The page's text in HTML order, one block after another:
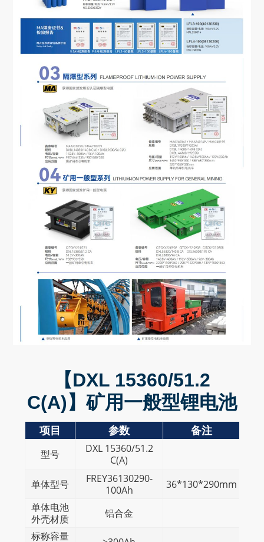
【DXL 15360/51.2
C(A)】矿用一般型锂电池
项目 参数 备注
型号
DXL 15360/51.2
C(A)
单体型号
FREY36130290-
100Ah
36*130*290mm
单体电池
外壳材质
铝合金
标称容量